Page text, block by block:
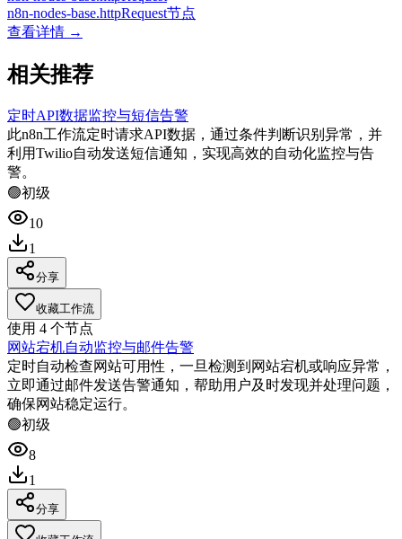
n8n-nodes-base.httpRequest节点
查看详情 →
相关推荐
定时API数据监控与短信告警
此n8n工作流定时请求API数据，通过条件判断识别异常，并
利用Twilio自动发送短信通知，实现高效的自动化监控与告
警。
🟢初级
10
1
分享
收藏工作流
使用 4 个节点
网站宕机自动监控与邮件告警
定时自动检查网站可用性，一旦检测到网站宕机或响应异常，
立即通过邮件发送告警通知，帮助用户及时发现并处理问题，
确保网站稳定运行。
🟢初级
8
1
分享